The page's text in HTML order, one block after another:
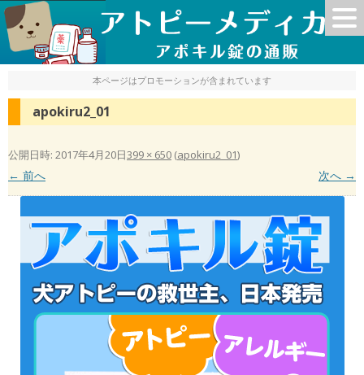
本ページはプロモーションが含まれています
apokiru2_01
公開日時: 2017年4月20日399 × 650 (apokiru2_01)
← 前へ 次へ →